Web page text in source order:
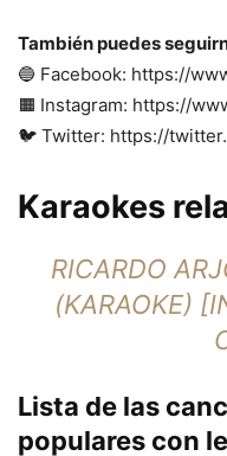
También puedes
🔵 Facebook: https://
🟧 Instagram: https://
🐦 Twitter: https://
Karaokes
RICARDO
(KARAOKE)
Lista de las
populares con